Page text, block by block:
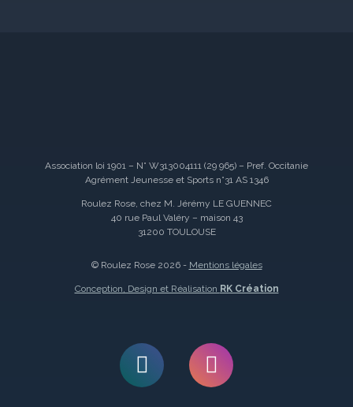
Association loi 1901 – N° W313004111 (29 965) – Pref. Occitanie
Agrément Jeunesse et Sports n°31 AS 1346
Roulez Rose, chez M. Jérémy LE GUENNEC
40 rue Paul Valéry – maison 43
31200 TOULOUSE
© Roulez Rose 2026 - Mentions légales
Conception, Design et Réalisation RK Création